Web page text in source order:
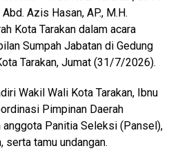
Azis Hasan, AP., M.H.
Kota Tarakan dalam acara
Sumpah Jabatan di Gedung
Tarakan, Jumat (31/7/2026).
Wakil Wali Kota Tarakan, Ibnu
Pimpinan Daerah
anggota Panitia Seleksi (Pansel),
serta tamu undangan.